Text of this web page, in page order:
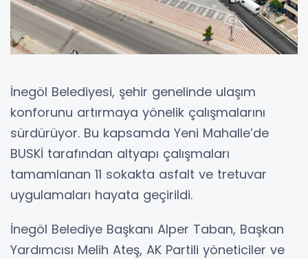
İnegöl Belediyesi, şehir genelinde ulaşım
konforunu artırmaya yönelik çalışmalarını
sürdürüyor. Bu kapsamda Yeni Mahalle’de
BUSKİ tarafından altyapı çalışmaları
tamamlanan 11 sokakta asfalt ve tretuvar
uygulamaları hayata geçirildi.
İnegöl Belediye Başkanı Alper Taban, Başkan
Yardımcısı Melih Ateş, AK Partili yöneticiler ve